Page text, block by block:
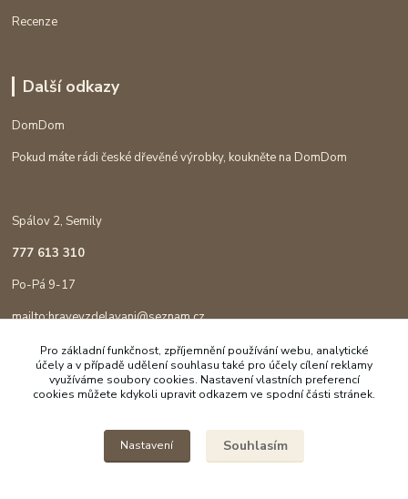
Recenze
Další odkazy
DomDom
Pokud máte rádi české dřevěné výrobky, koukněte na DomDom
Spálov 2, Semily
777 613 310
Po-Pá 9-17
mailto:hravevzdelavani@seznam.cz
Pro základní funkčnost, zpříjemnění používání webu, analytické
účely a v případě udělení souhlasu také pro účely cílení reklamy
využíváme soubory cookies. Nastavení vlastních preferencí
cookies můžete kdykoli upravit odkazem ve spodní části stránek.
Nastavení Souhlasím